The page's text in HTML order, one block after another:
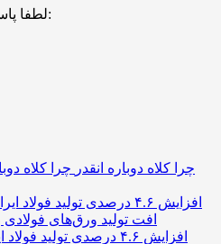
لطفا پاسخ را به عدد انگلیسی وارد کنید:
چرا کلاه دوباره انقدر